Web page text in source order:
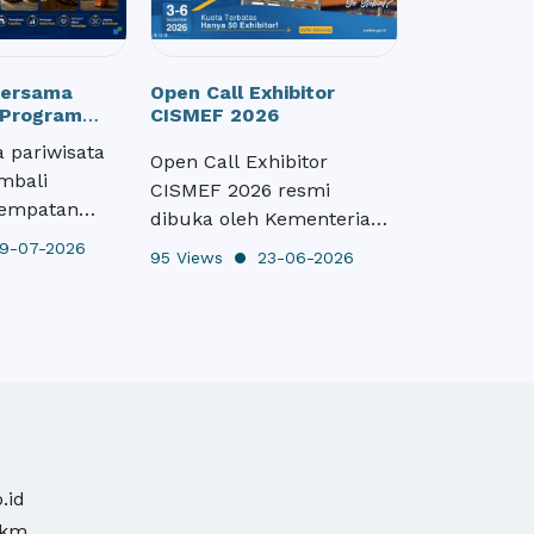
pariwisata
ini
saing
07-2026
Open Call Exhibitor
CISMEF 2026
Open Call Exhibitor
CISMEF 2026 resmi
dibuka oleh Kementerian
UMKM Republik Indonesia.
95 Views 23-06-2026